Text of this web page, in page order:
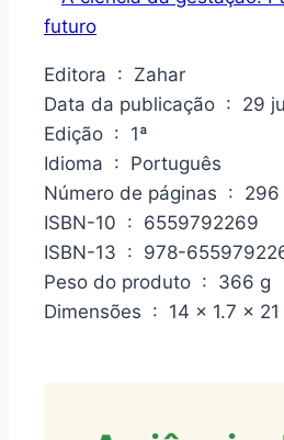
Editora ‏ : ‎ Zahar
Data da
Edição ‏ : ‎ 1ª
Idioma ‏ : ‎ Português
Número de
ISBN-10 ‏ : ‎ 6559792269
ISBN-13 ‏ : ‎ 978-
Peso do produto ‏ : ‎ 366 g
Dimensões ‏ : ‎ 14 x 1.7 x